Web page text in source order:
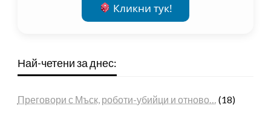
Кликни тук!
Най-четени за днес:
Преговори с Мъск, роботи-убийци и отново…
(18)